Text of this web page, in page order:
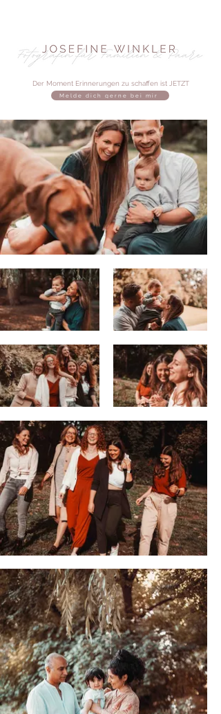
Der Moment Erinnerungen zu schaffen ist JETZT
Melde dich gerne bei mir